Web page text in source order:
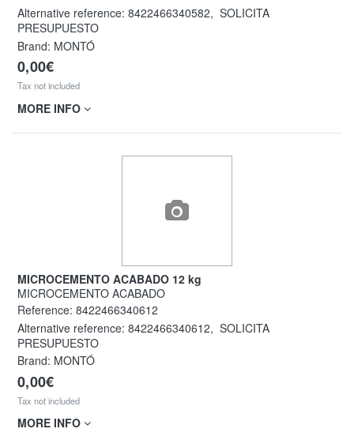
Alternative reference: 8422466340582, SOLICITA
PRESUPUESTO
Brand: MONTÓ
0,00€
Tax not included
MORE INFO
MICROCEMENTO ACABADO 12 kg
MICROCEMENTO ACABADO
Reference: 8422466340612
Alternative reference: 8422466340612, SOLICITA
PRESUPUESTO
Brand: MONTÓ
0,00€
Tax not included
MORE INFO